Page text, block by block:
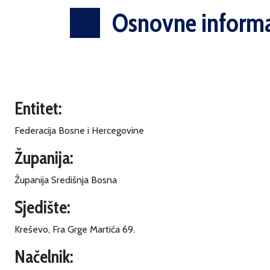
Osnovne
Entitet:
Federacija Bosne i Hercegovine
Županija:
Županija Središnja Bosna
Sjedište:
Kreševo, Fra Grge Martića 69.
Načelnik: